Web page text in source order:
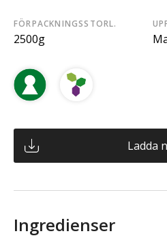
FÖRPACKNINGSSTORL.
2500g
Ladda
Ingredienser